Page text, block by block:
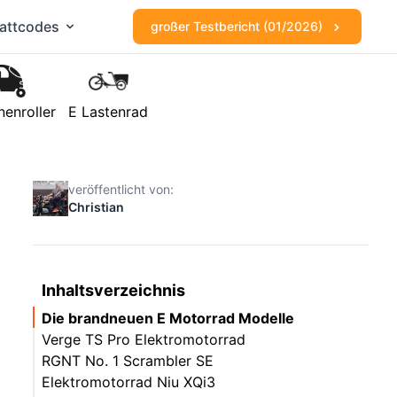
großer Testbericht (01/2026)
E Lastenrad
veröffentlicht von:
Christian
Inhaltsverzeichnis
Die brandneuen E Motorrad Modelle
Verge TS Pro Elektromotorrad
RGNT No. 1 Scrambler SE
Elektromotorrad Niu XQi3